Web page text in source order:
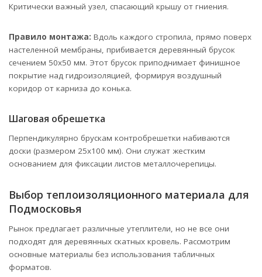
Критически важный узел, спасающий крышу от гниения.
Правило монтажа: Вдоль каждого стропила, прямо поверх
настеленной мембраны, прибивается деревянный брусок
сечением 50х50 мм. Этот брусок приподнимает финишное
покрытие над гидроизоляцией, формируя воздушный
коридор от карниза до конька.
Шаговая обрешетка
Перпендикулярно брускам контробрешетки набиваются
доски (размером 25х100 мм). Они служат жестким
основанием для фиксации листов металлочерепицы.
Выбор теплоизоляционного материала для
Подмосковья
Рынок предлагает различные утеплители, но не все они
подходят для деревянных скатных кровель. Рассмотрим
основные материалы без использования табличных
форматов.